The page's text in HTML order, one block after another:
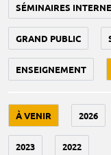
SÉMINAIRES
GRAND PUBLIC
ENSEIGNEMENT
À VENIR 2026
2023 2022